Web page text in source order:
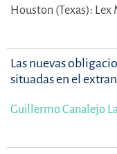
Houston (Texas): Lex
Las nuevas
situadas en el
Guillermo Canalejo